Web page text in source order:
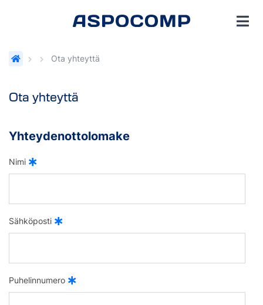
Ota yhteyttä
Ota yhteyttä
Yhteydenottolomake
Nimi
Sähköposti
Puhelinnumero